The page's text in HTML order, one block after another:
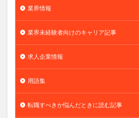
業界情報
業界未経験者向けのキャリア記事
求人企業情報
用語集
転職すべきか悩んだときに読む記事